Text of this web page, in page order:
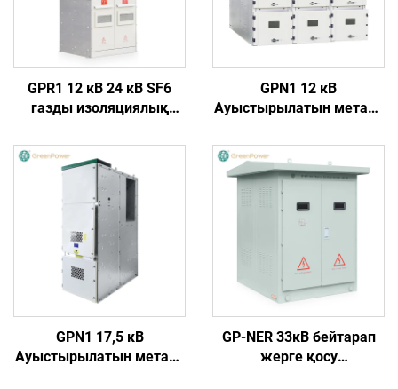
GPR1 12 кВ 24 кВ SF6
газды изоляциялық
құрылғы
GPN1 12 кВ
Ауыстырылатын металл
қосқыш құрылғы
GPN1 17,5 кВ
Ауыстырылатын металл
GP-NER 33кВ бейтарап
жерге қосу